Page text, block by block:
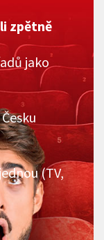
zpětně
jako
(TV,